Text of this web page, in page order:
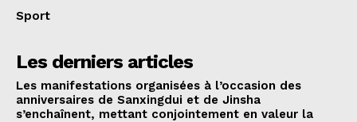
Sport
Les derniers articles
Les manifestations organisées à l’occasion des
anniversaires de Sanxingdui et de Jinsha
s’enchaînent, mettant conjointement en valeur la